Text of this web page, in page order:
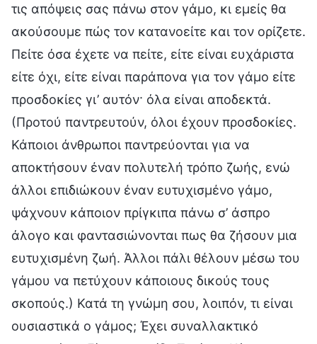
τις απόψεις σας πάνω στον γάμο, κι εμείς θα
ακούσουμε πώς τον κατανοείτε και τον ορίζετε.
Πείτε όσα έχετε να πείτε, είτε είναι ευχάριστα
είτε όχι, είτε είναι παράπονα για τον γάμο είτε
προσδοκίες γι’ αυτόν· όλα είναι αποδεκτά.
(Προτού παντρευτούν, όλοι έχουν προσδοκίες.
Κάποιοι άνθρωποι παντρεύονται για να
αποκτήσουν έναν πολυτελή τρόπο ζωής, ενώ
άλλοι επιδιώκουν έναν ευτυχισμένο γάμο,
ψάχνουν κάποιον πρίγκιπα πάνω σ’ άσπρο
άλογο και φαντασιώνονται πως θα ζήσουν μια
ευτυχισμένη ζωή. Άλλοι πάλι θέλουν μέσω του
γάμου να πετύχουν κάποιους δικούς τους
σκοπούς.) Κατά τη γνώμη σου, λοιπόν, τι είναι
ουσιαστικά ο γάμος; Έχει συναλλακτικό